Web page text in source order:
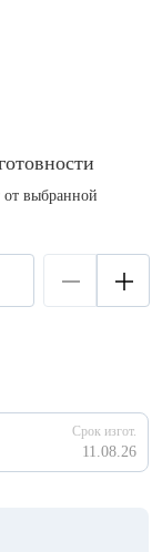
от выбранной
Срок изгот.
11.08.26